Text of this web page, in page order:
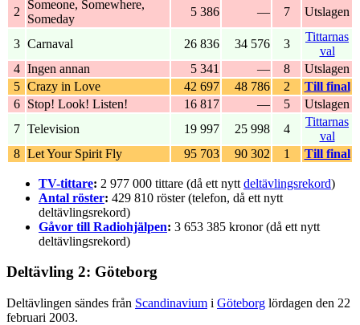
2
Someone, Somewhere,
Someday
5 386 — 7 Utslagen
3 Carnaval 26 836 34 576 3
Tittarnas
val
4 Ingen annan 5 341 — 8
Utslagen
5 Crazy in Love 42 697 48 786 2
Till final
6
Stop! Look! Listen! 16 817 — 5
Utslagen
7 Television 19 997 25 998 4
Tittarnas
val
8 Let Your Spirit Fly 95 703 90 302 1 Till final
TV-tittare: 2 977 000 tittare (då ett nytt deltävlingsrekord)
Antal röster: 429 810 röster (telefon, då ett nytt
deltävlingsrekord)
Gåvor till Radiohjälpen: 3 653 385 kronor (då ett nytt
deltävlingsrekord)
Deltävling 2: Göteborg
Deltävlingen sändes från Scandinavium i Göteborg lördagen den 22
februari 2003.